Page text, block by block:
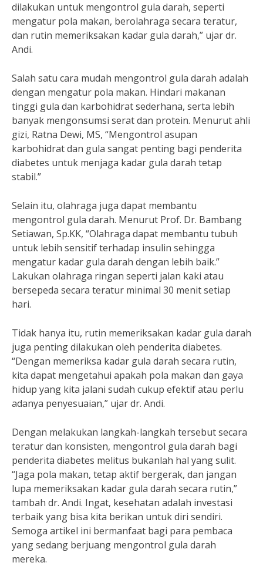
dilakukan untuk mengontrol gula darah, seperti
mengatur pola makan, berolahraga secara teratur,
dan rutin memeriksakan kadar gula darah,” ujar dr.
Andi.
Salah satu cara mudah mengontrol gula darah adalah
dengan mengatur pola makan. Hindari makanan
tinggi gula dan karbohidrat sederhana, serta lebih
banyak mengonsumsi serat dan protein. Menurut ahli
gizi, Ratna Dewi, MS, “Mengontrol asupan
karbohidrat dan gula sangat penting bagi penderita
diabetes untuk menjaga kadar gula darah tetap
stabil.”
Selain itu, olahraga juga dapat membantu
mengontrol gula darah. Menurut Prof. Dr. Bambang
Setiawan, Sp.KK, “Olahraga dapat membantu tubuh
untuk lebih sensitif terhadap insulin sehingga
mengatur kadar gula darah dengan lebih baik.”
Lakukan olahraga ringan seperti jalan kaki atau
bersepeda secara teratur minimal 30 menit setiap
hari.
Tidak hanya itu, rutin memeriksakan kadar gula darah
juga penting dilakukan oleh penderita diabetes.
“Dengan memeriksa kadar gula darah secara rutin,
kita dapat mengetahui apakah pola makan dan gaya
hidup yang kita jalani sudah cukup efektif atau perlu
adanya penyesuaian,” ujar dr. Andi.
Dengan melakukan langkah-langkah tersebut secara
teratur dan konsisten, mengontrol gula darah bagi
penderita diabetes melitus bukanlah hal yang sulit.
“Jaga pola makan, tetap aktif bergerak, dan jangan
lupa memeriksakan kadar gula darah secara rutin,”
tambah dr. Andi. Ingat, kesehatan adalah investasi
terbaik yang bisa kita berikan untuk diri sendiri.
Semoga artikel ini bermanfaat bagi para pembaca
yang sedang berjuang mengontrol gula darah
mereka.